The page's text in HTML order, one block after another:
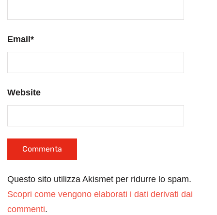
Email *
Website
Questo sito utilizza Akismet per ridurre lo spam.
Scopri come vengono elaborati i dati derivati dai
commenti.